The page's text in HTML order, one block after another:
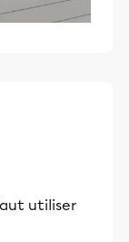
utiliser